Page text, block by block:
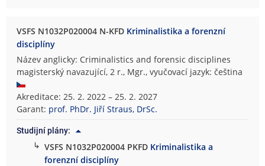
VSFS N1032P020004 N-KFD Kriminalistika a forenzní
disciplíny
Název anglicky: Criminalistics and forensic disciplines
magisterský navazující, 2 r., Mgr., vyučovací jazyk: čeština
Akreditace: 25. 2. 2022 – 25. 2. 2027
Garant: prof. PhDr. Jiří Straus, DrSc.
Studijní plány:
↳ VSFS N1032P020004 PKFD Kriminalistika a
forenzní disciplíny